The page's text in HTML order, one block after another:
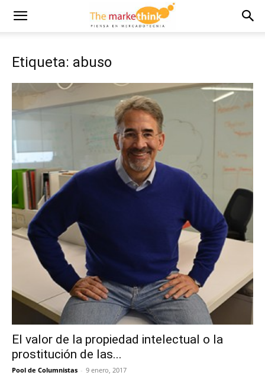
Etiqueta: abuso
El valor de la propiedad intelectual o la
prostitución de las...
Pool de Columnistas - 9 enero, 2017